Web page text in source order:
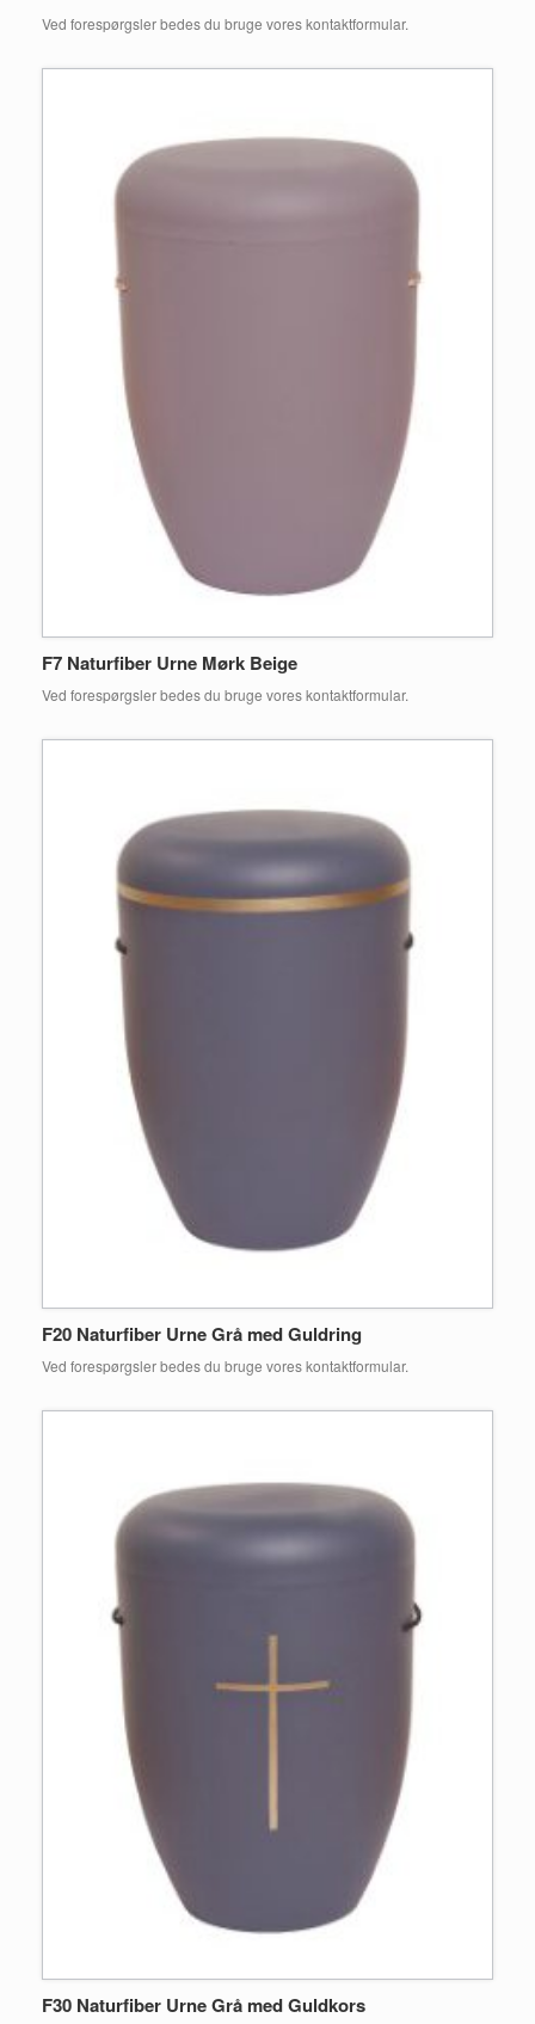
Ved forespørgsler bedes du bruge vores kontaktformular.
F7 Naturfiber Urne Mørk Beige
Ved forespørgsler bedes du bruge vores kontaktformular.
F20 Naturfiber Urne Grå med Guldring
Ved forespørgsler bedes du bruge vores kontaktformular.
F30 Naturfiber Urne Grå med Guldkors